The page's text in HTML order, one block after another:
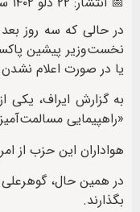
در حالی که سه روز بعد
نخست‌وزیر پیشین
یا در صورت اعلام نشدن
«راهپیمایی
هواداران این حزب از امروز یک‌شنبه، ۲۲ بهمن، اعتراضات مسالمت‌آ‌میز خود را
در همین حال،
بگذارند.